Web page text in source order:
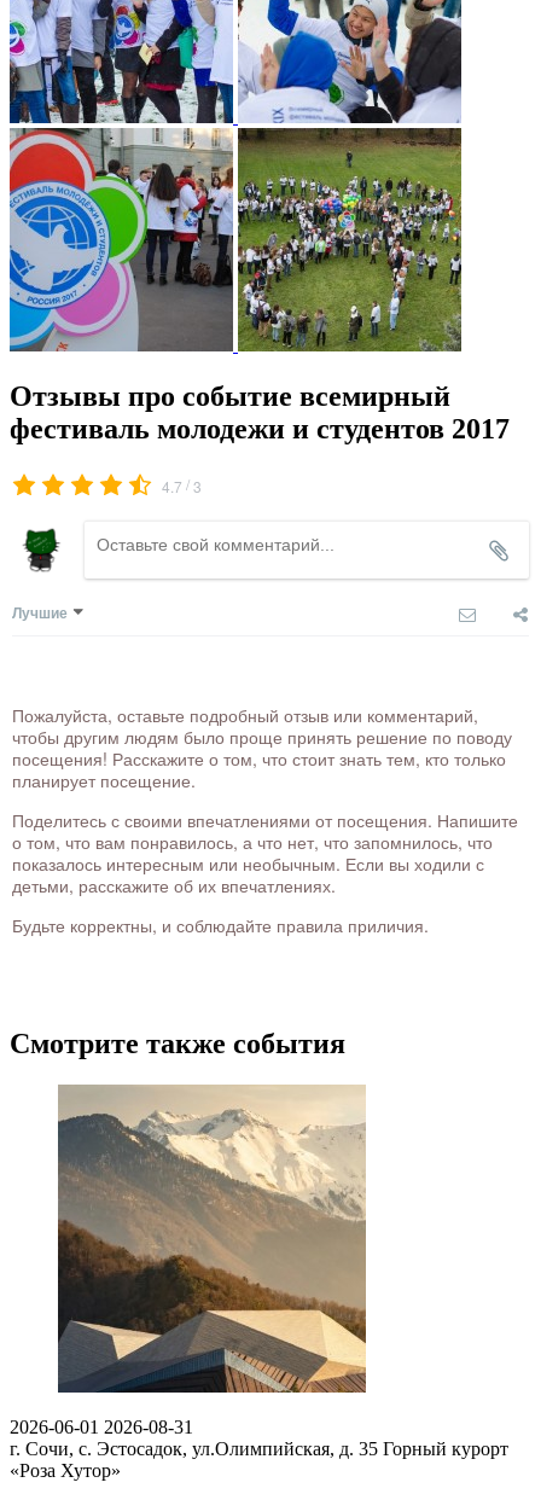
Отзывы про событие всемирный
фестиваль молодежи и студентов 2017
4.7 /3
Лучшие
Пожалуйста, оставьте подробный отзыв или комментарий,
чтобы другим людям было проще принять решение по поводу
посещения! Расскажите о том, что стоит знать тем, кто только
планирует посещение.
Поделитесь с своими впечатлениями от посещения. Напишите
о том, что вам понравилось, а что нет, что запомнилось, что
показалось интересным или необычным. Если вы ходили с
детьми, расскажите об их впечатлениях.
Будьте корректны, и соблюдайте правила приличия.
Смотрите также события
2026-06-01 2026-08-31
г. Сочи, с. Эстосадок, ул.Олимпийская, д. 35 Горный курорт
«Роза Хутор»